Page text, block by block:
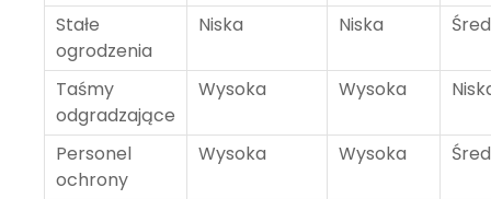
Stałe
ogrodzenia
Niska Niska
Taśmy
odgradzające
Wysoka Wysoka
Personel
ochrony
Wysoka Wysoka